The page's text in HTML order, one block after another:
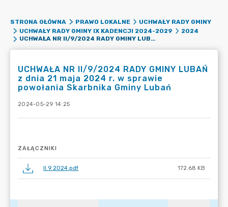
STRONA GŁÓWNA PRAWO LOKALNE
UCHWAŁY RADY GMINY
UCHWAŁY RADY GMINY IX KADENCJI 2024-2029
2024
UCHWAŁA NR II/9/2024 RADY GMINY LUBAŃ Z DNIA 21 MAJA 2024 R. W SPRAWIE POWOŁANIA SKARBNIKA GMINY LUBAŃ
UCHWAŁA NR II/9/2024 RADY GMINY LUBAŃ
z dnia 21 maja 2024 r. w sprawie
powołania Skarbnika Gminy Lubań
2024-05-29 14:25
ZAŁĄCZNIKI
II.9.2024.pdf 172.68 KB